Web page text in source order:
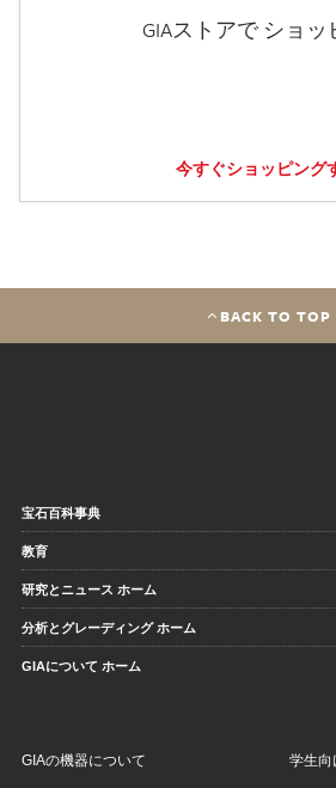
GIAストアで ショ
今すぐショッピング
BACK TO TOP
宝石百科事典
教育
研究とニュース ホーム
分析とグレーディング ホーム
GIAについて ホーム
GIAの機器について 学生向